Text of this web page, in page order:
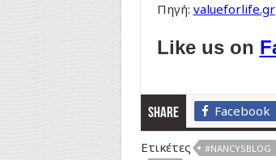
Πηγή: valueforlife.gr
Like us on
Share Facebook
Ετικέτες #NANCYSBLOG